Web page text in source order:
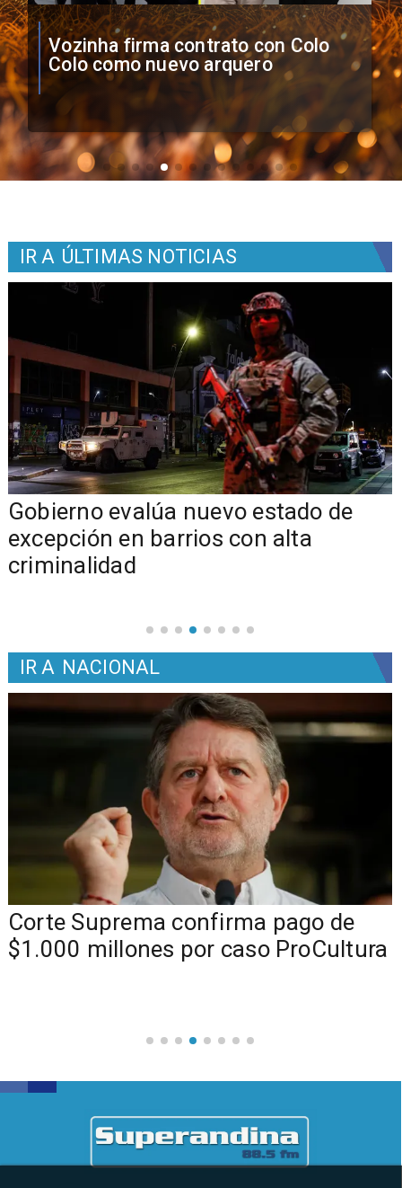
O'Higgins cae por penales ante
Boca Juniors en Copa
Sudamericana
IR A ÚLTIMAS NOTICIAS
Gobierno evalúa nuevo estado de
excepción en barrios con alta
criminalidad
IR A NACIONAL
Corte Suprema confirma pago de
$1.000 millones por caso ProCultura